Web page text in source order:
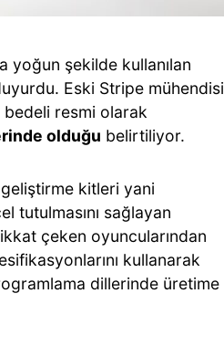
yoğun şekilde kullanılan
Eski Stripe mühendisi
bedeli resmi olarak
olduğu belirtiliyor.
geliştirme kitleri yani
tutulmasını sağlayan
çeken oyuncularından
kullanarak
dillerinde üretime